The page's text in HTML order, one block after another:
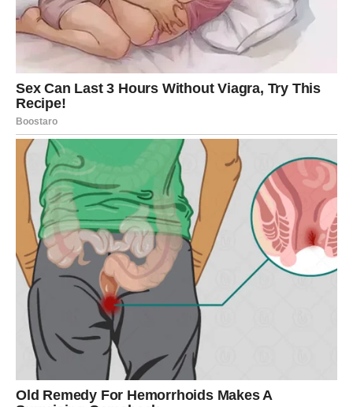
njoj bio iskren, dobićeš lojalnost kakvu retko ko pruža.
Ako si bio dvoličan, dobićeš hladnu distancu koja boli više
nego bilo koja reč.
Najopasnija Škorpija je ona koja
ćuti
Njena snaga nije u buci, već u kontroli. Kada odluči da
više ne objašnjava, kada prestane da postavlja pitanja,
kada te samo pogleda i shvati – tada znaš da je završila.
Ona ne reaguje impulsivno.
Ne troši energiju na sitne igre.
Ne spušta se na nivo ogovaranja.
Ali ako je nateraš da se brani – braniće se precizno. I tada
ćeš shvatiti da nisi imao posla sa osvetnikom, već sa
osobom koja ne dozvoljava da joj se čini nepravda bez
posledica.